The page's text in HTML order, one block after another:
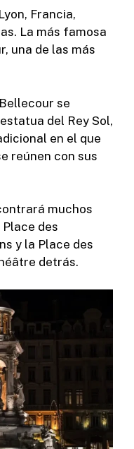
Francia,
La más famosa
una de las más
se
del Rey Sol,
en el que
reúnen con sus
muchos
des
y la Place des
detrás.